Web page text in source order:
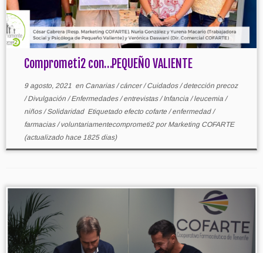
Comprometi2 con…PEQUEÑO VALIENTE
9 agosto, 2021en Canarias/cáncer/Cuidados/detección precoz
/Divulgación /Enfermedades/entrevistas/Infancia /leucemia /
niños/Solidaridad Etiquetado efecto cofarte /enfermedad/
farmacias/voluntariamentecomprometi2 porMarketing COFARTE
(actualizado hace 1825 dias)